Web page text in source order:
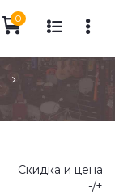
0
Скидка и цена
-/+